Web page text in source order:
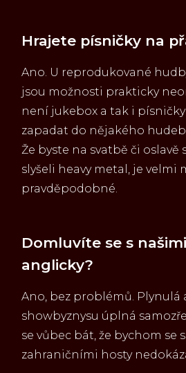
Hrajete písničky na
Ano. U reprodukované
jsou možnosti prakticky
není jukebox a tak i
zapadat do nějakého
Že byste na svatbě či oslavě
slyšeli heavy metal, je velmi
pravděpodobné.
Domluvíte se s
anglicky?
Ano, bez problémů. Plynulá
showbyznysu úplná
se vůbec bát, že bychom se
zahraničními hosty